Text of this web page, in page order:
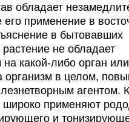
обладает
применение в
в бытовавших
не обладает
какой-либо орган
организм в целом,
агентом.
применяют
и